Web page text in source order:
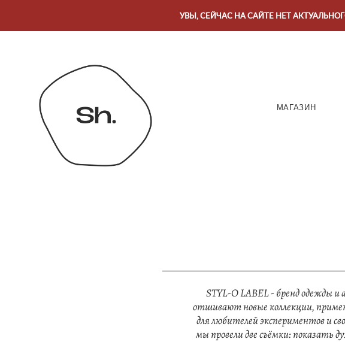
УВЫ, СЕЙЧАС НА САЙТЕ НЕТ
МАГАЗИН
STYL-O LABEL - бренд одежды и
отшивают новые коллекции,
для любителей экспериментов и
мы провели две съёмки: показать